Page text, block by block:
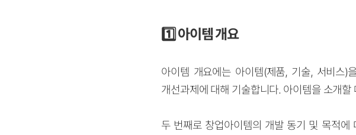
1️⃣ 아이템 개요
아이템 개요에는 아이템(제품, 기술, 서비스)
개선과제에 대해 기술합니다. 아이템을 소개
두 번째로 창업아이템의 개발 동기 및 목적에